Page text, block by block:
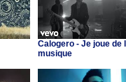
Calogero - Je joue de
musique